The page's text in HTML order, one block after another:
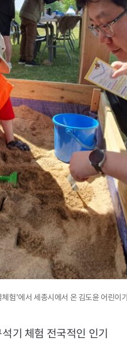
험'에서 세종시에서 온 김도윤 어린이
기 체험 전국적인 인기